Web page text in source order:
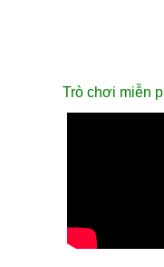
Trò chơi miễn